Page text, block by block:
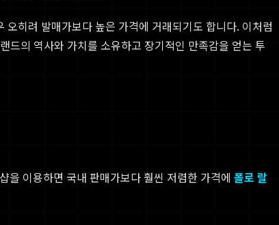
히려 발매가보다 높은 가격에 거래되기도 합니다. 이처럼
드의 역사와 가치를 소유하고 장기적인 만족감을 얻는 투
을 이용하면 국내 판매가보다 훨씬 저렴한 가격에 폴로 랄